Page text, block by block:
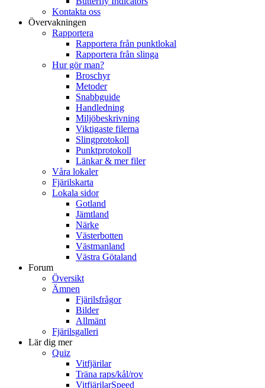
Kontakta oss
Övervakningen
Rapportera
Rapportera från punktlokal
Rapportera från slinga
Hur gör man?
Broschyr
Metoder
Snabbguide
Handledning
Miljöbeskrivning
Viktigaste filerna
Slingprotokoll
Punktprotokoll
Länkar & mer filer
Våra lokaler
Fjärilskarta
Lokala sidor
Gotland
Jämtland
Närke
Västerbotten
Västmanland
Västra Götaland
Forum
Översikt
Ämnen
Fjärilsfrågor
Bilder
Allmänt
Fjärilsgalleri
Lär dig mer
Quiz
Vitfjärilar
Träna raps/kål/rov
VitfjärilarSpeed